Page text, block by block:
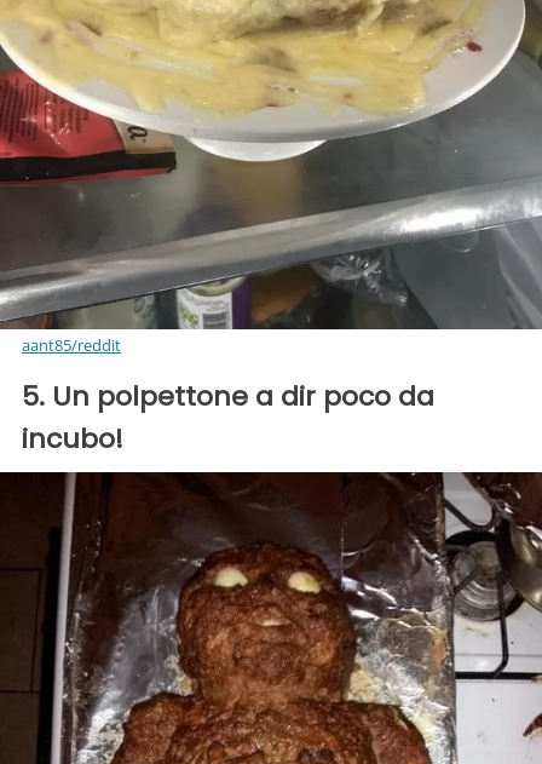
aant85/reddit
5. Un polpettone a dir poco da
incubo!